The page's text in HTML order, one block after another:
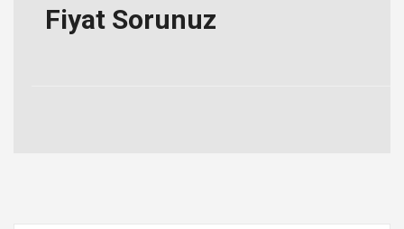
Fiyat Sorunuz